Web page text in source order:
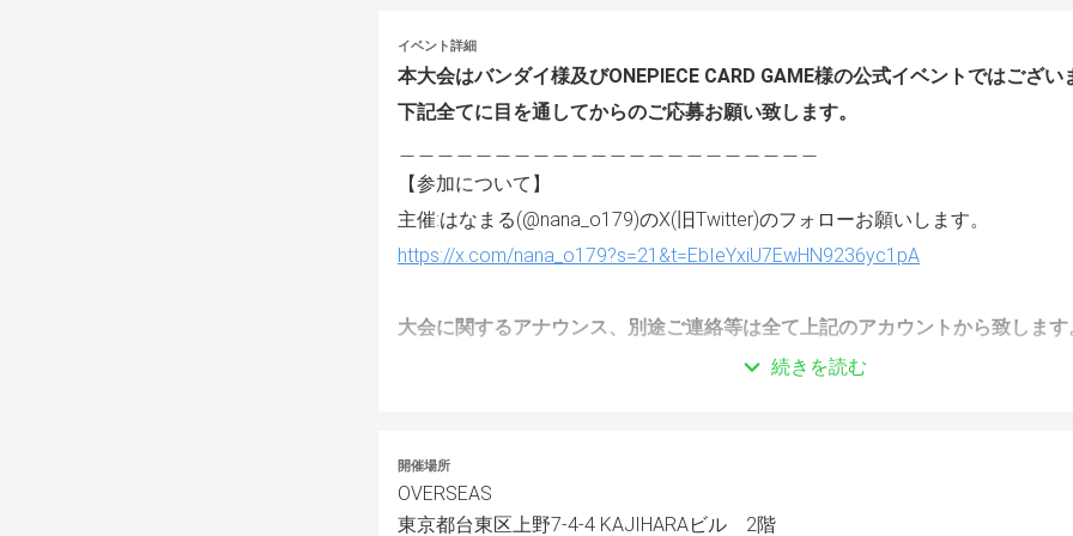
イベント詳細
本大会はバンダイ様及びONEPIECE CARD GAME様の公式イベントではござい
下記全てに目を通してからのご応募お願い致します。
【参加について】
主催:はなまる(@nana_o179)のX(旧Twitter)のフォローお願いします。
https://x.com/nana_o179?s=21&t=EbIeYxiU7EwHN9236yc1pA
大会に関するアナウンス、別途ご連絡等は全て上記のアカウントから致します
裁定や禁止カード等のルールは公式に準ずるものとします。
続きを読む
開催場所
OVERSEAS
東京都台東区上野7-4-4 KAJIHARAビル 2階